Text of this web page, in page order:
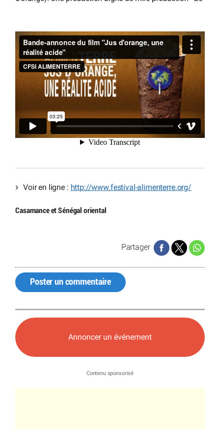
Voir en ligne : http://www.festival-alimenterre.org/
Casamance et Sénégal oriental
Partager
Poster un commentaire
Annoncer un événement